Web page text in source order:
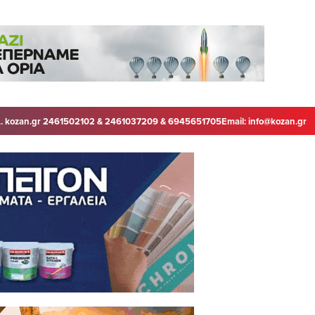
kozan.gr 2461502102 & 2461037209 & 6945651705Email:info@kozan.gr